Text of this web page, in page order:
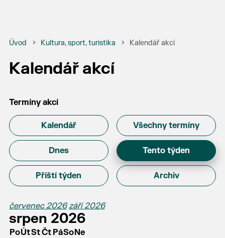
Úvod Kultura, sport, turistika Kalendář akcí
Kalendář akcí
Termíny akcí
Kalendář Všechny termíny
Dnes Tento týden
Příští týden Archiv
červenec 2026 září 2026
srpen 2026
PoÚtStČt PáSoNe